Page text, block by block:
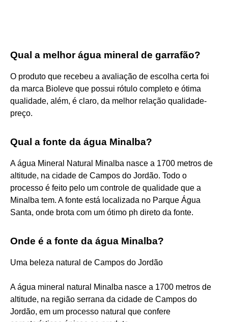
Qual a melhor água mineral de garrafão?
O produto que recebeu a avaliação de escolha certa foi
da marca Bioleve que possui rótulo completo e ótima
qualidade, além, é claro, da melhor relação qualidade-
preço.
Qual a fonte da água Minalba?
A água Mineral Natural Minalba nasce a 1700 metros de
altitude, na cidade de Campos do Jordão. Todo o
processo é feito pelo um controle de qualidade que a
Minalba tem. A fonte está localizada no Parque Água
Santa, onde brota com um ótimo ph direto da fonte.
Onde é a fonte da água Minalba?
Uma beleza natural de Campos do Jordão
A água mineral natural Minalba nasce a 1700 metros de
altitude, na região serrana da cidade de Campos do
Jordão, em um processo natural que confere